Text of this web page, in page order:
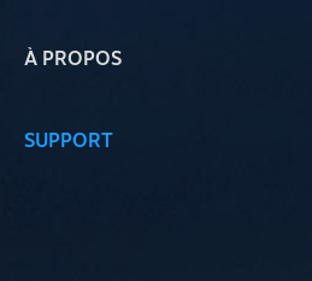
À PROPOS
SUPPORT